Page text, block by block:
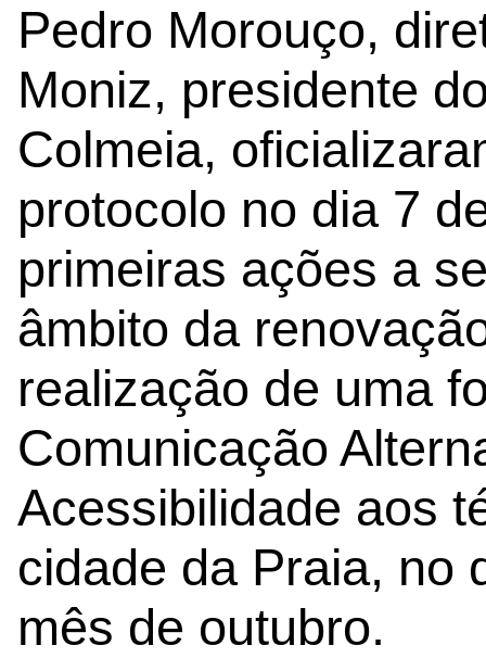
Pedro Morouço,
Moniz, presidente
Colmeia,
protocolo no dia 7
primeiras ações a
âmbito da
realização de uma
Comunicação
Acessibilidade aos
cidade da Praia, no
mês de outubro.